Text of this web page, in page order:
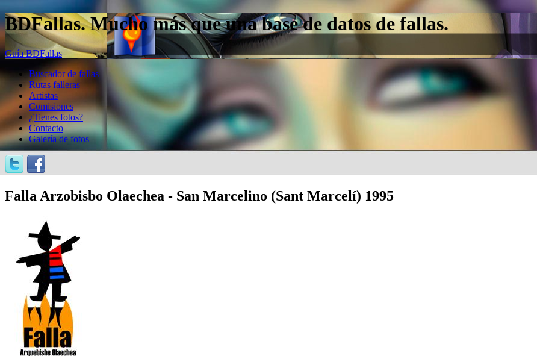
BDFallas. Mucho más que una base de datos de fallas.
Guía BDFallas
Buscador de fallas
Rutas falleras
Artistas
Comisiones
¿Tienes fotos?
Contacto
Galería de fotos
Falla Arzobisbo Olaechea - San Marcelino (Sant Marcelí) 1995